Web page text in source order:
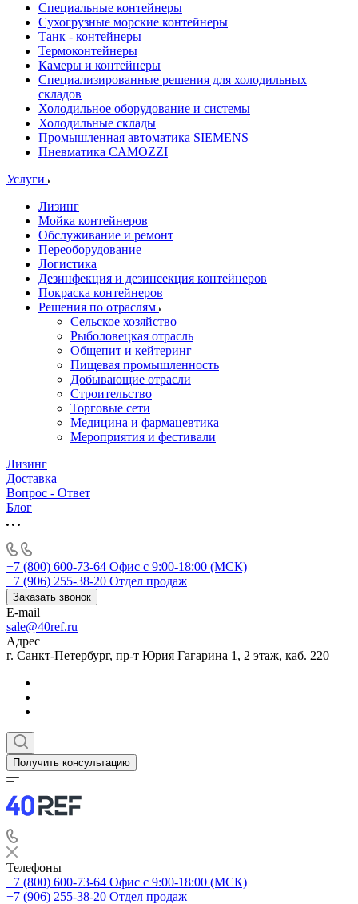
Специальные контейнеры
Сухогрузные морские контейнеры
Танк - контейнеры
Термоконтейнеры
Камеры и контейнеры
Специализированные решения для холодильных
складов
Холодильное оборудование и системы
Холодильные склады
Промышленная автоматика SIEMENS
Пневматика CAMOZZI
Услуги
Лизинг
Мойка контейнеров
Обслуживание и ремонт
Переоборудование
Логистика
Дезинфекция и дезинсекция контейнеров
Покраска контейнеров
Решения по отраслям
Сельское хозяйство
Рыболовецкая отрасль
Общепит и кейтеринг
Пищевая промышленность
Добывающие отрасли
Строительство
Торговые сети
Медицина и фармацевтика
Мероприятия и фестивали
Лизинг
Доставка
Вопрос - Ответ
Блог
+7 (800) 600-73-64 Офис с 9:00-18:00 (МСК)
+7 (906) 255-38-20 Отдел продаж
Заказать звонок
E-mail
sale@40ref.ru
Адрес
г. Санкт-Петербург, пр-т Юрия Гагарина 1, 2 этаж, каб. 220
Получить консультацию
Телефоны
+7 (800) 600-73-64 Офис с 9:00-18:00 (МСК)
+7 (906) 255-38-20 Отдел продаж